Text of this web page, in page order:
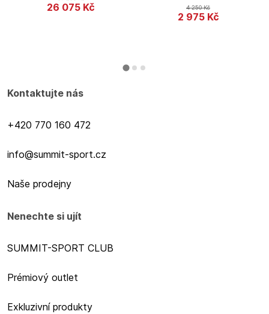
26 075 Kč
2 975 Kč
4 250Kč
Kontaktujte nás
+420 770 160 472
info@summit-sport.cz
Naše prodejny
Nenechte si ujít
SUMMIT-SPORT CLUB
Prémiový outlet
Exkluzivní produkty